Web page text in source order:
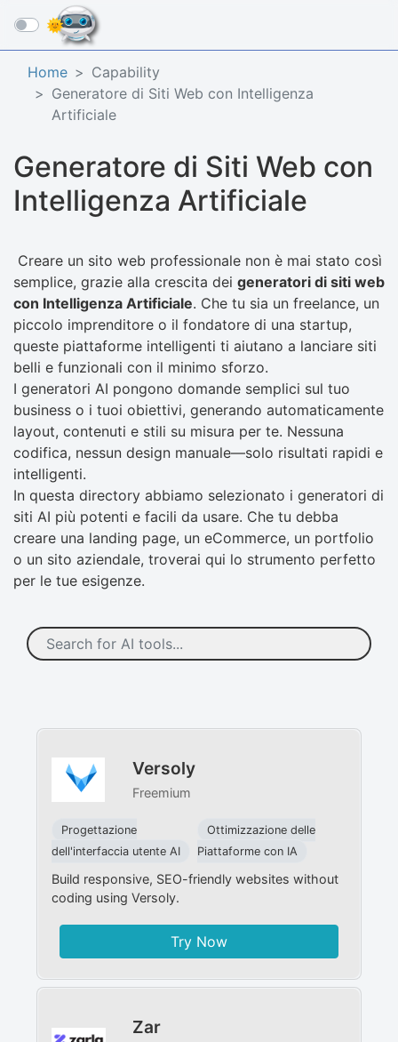
☰
Home
Capability
Generatore di Siti Web con Intelligenza
Artificiale
Generatore di Siti Web con
Intelligenza Artificiale
Creare un sito web professionale non è mai stato così
semplice, grazie alla crescita dei generatori di siti web
con Intelligenza Artificiale. Che tu sia un freelance, un
piccolo imprenditore o il fondatore di una startup,
queste piattaforme intelligenti ti aiutano a lanciare siti
belli e funzionali con il minimo sforzo.
I generatori AI pongono domande semplici sul tuo
business o i tuoi obiettivi, generando automaticamente
layout, contenuti e stili su misura per te. Nessuna
codifica, nessun design manuale—solo risultati rapidi e
intelligenti.
In questa directory abbiamo selezionato i generatori di
siti AI più potenti e facili da usare. Che tu debba
creare una landing page, un eCommerce, un portfolio
o un sito aziendale, troverai qui lo strumento perfetto
per le tue esigenze.
Versoly
Freemium
Progettazione
dell'interfaccia utente AI
Ottimizzazione delle
Piattaforme con IA
Build responsive, SEO-friendly websites without
coding using Versoly.
Try Now
Zar